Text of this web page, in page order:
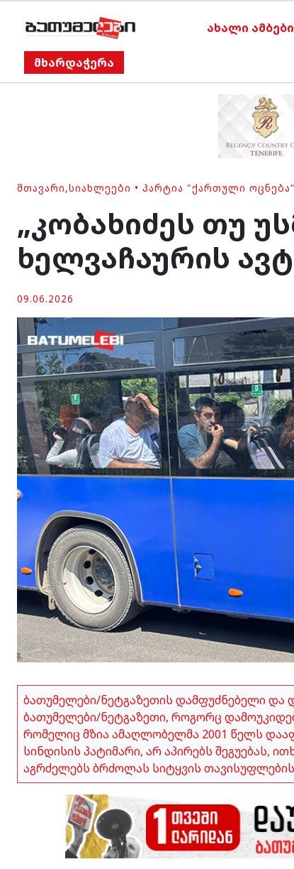
ახალი ამბები
მხარდაჭერა
ᲛᲗᲐᲕᲐᲠᲘ,ᲡᲘᲐᲮᲚᲔᲔᲑᲘ • ᲞᲐᲠᲢᲘᲐ "ᲥᲐᲠᲗᲣᲚᲘ ᲝᲪᲜᲔᲑᲐ"
„კობახიძეს თუ
ხელვაჩაურის
09.06.2026
ბათუმელები/ნეტგაზეთის დამფუძნებელი
ბათუმელები/ნეტგაზეთი, როგორც
რომელიც მზია ამაღლობელმა 2001 წელს
სინდისის პატიმარი, არ აპირებს შეგუებას,
აგრძელებს ბრძოლას სიტყვის